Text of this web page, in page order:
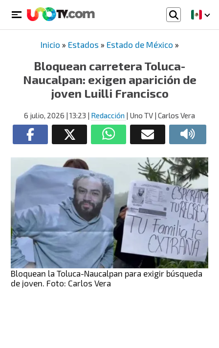
Inicio » Estados » Estado de México »
Bloquean carretera Toluca-
Naucalpan: exigen aparición de
joven Luilli Francisco
6 julio, 2026 | 13:23 | Redacción | Uno TV | Carlos Vera
Bloquean la Toluca-Naucalpan para exigir búsqueda
de joven. Foto: Carlos Vera